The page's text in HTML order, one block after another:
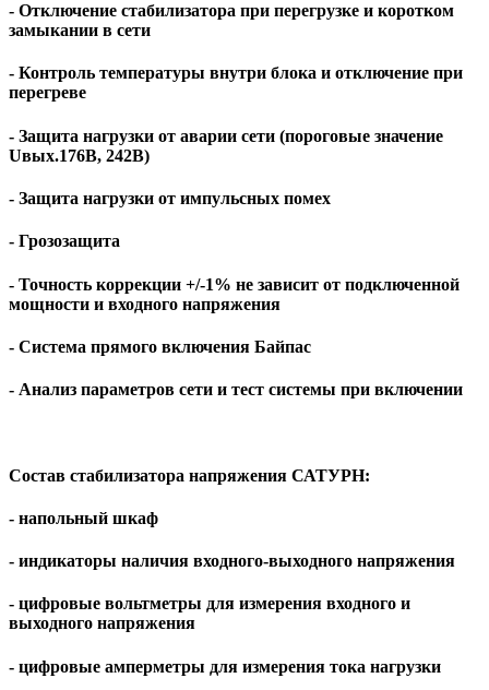
- Отключение стабилизатора при перегрузке и коротком
замыкании в сети
- Контроль температуры внутри блока и отключение при
перегреве
- Защита нагрузки от аварии сети (пороговые значение
Uвых.176В, 242В)
- Защита нагрузки от импульсных помех
- Грозозащита
- Точность коррекции +/-1% не зависит от подключенной
мощности и входного напряжения
- Система прямого включения Байпас
- Анализ параметров сети и тест системы при включении
Состав стабилизатора напряжения САТУРН:
- напольный шкаф
- индикаторы наличия входного-выходного напряжения
- цифровые вольтметры для измерения входного и
выходного напряжения
- цифровые амперметры для измерения тока нагрузки